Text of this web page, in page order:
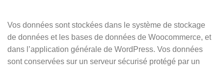
Vos données sont stockées dans le système de stockage
de données et les bases de données de Woocommerce, et
dans l’application générale de WordPress. Vos données
sont conservées sur un serveur sécurisé protégé par un